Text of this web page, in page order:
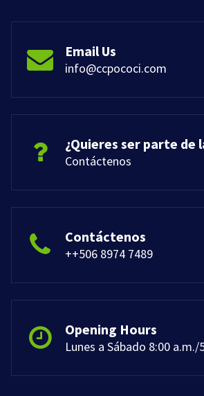
Email Us
info@ccpococi.com
¿Quieres ser parte de
Contáctenos
Contáctenos
++506 8974 7489
Opening Hours
Lunes a Sábado 8:00 a.m./